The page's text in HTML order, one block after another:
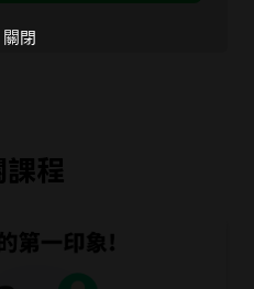
程
關閉